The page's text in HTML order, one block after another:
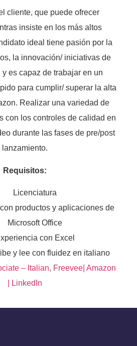
cliente, que puede ofrecer
insiste en los más altos
ideal tiene pasión por la
la innovación/ iniciativas de
es capaz de trabajar en un
para cumplir/ superar la alta
Realizar una variedad de
con los controles de calidad en
durante las fases de pre/post
lanzamiento.
Requisitos:
Licenciatura
productos y aplicaciones de
Microsoft Office
con Excel
y lee con fluidez en italiano
– Italian, Freevee| Amazon
| LinkedIn